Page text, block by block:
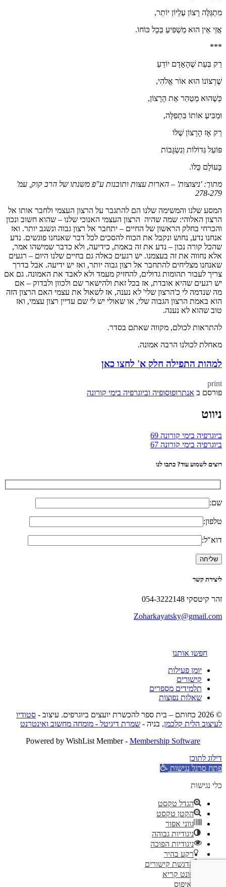
מִתְגַּלֶּה רָצוֹן עֶלְיוֹן יוֹתֵר,
אֲזַי אֵין הוּא מַשְׁפִּיעַ בְּכָל כּוֹחוֹ.
***
רַק בְּעֵת שֶׁהָאָדָם יוֹדֵעַ
שֶׁרְצוֹנוֹ הוּא אוֹר אֱלֹהִי,
כְּשֶׁהוּא מְטַהֵר אֶת הָרָצוֹן,
וּמַבִּיעַ אוֹתוֹ בִּתְפִלָּה,
רַק אָז הָרָצוֹן שֶׁלּוֹ
פּוֹעֵל גְּדוֹלוֹת וְנִשְׂגָּבוֹת
בָּעוֹלָם כֻּלּוֹ.
מתוך: 'ניצוצות' – הארות עצות ותובנות ע"פ משנתו של הרב קוק, עמ'
278-279
המסע שלנו והמשימה שלנו הם להתגבר על הרצון העצמי ולחבר אותו אל
הרצון האלוהי: שמה שהיה הרצון העצמי האנוכי שלנו – שהוא חשוב ונכון
והכרחי בחלק הראשון של החיים – יתחבר אל רצון גבוה ונשגב יותר. ואז
אנחנו נדע, נחוש ונקבל את הכוח להסכים לכל דבר שאנחנו פוגשים. נדע
שהכל קורה נכון – נדע את זה באמת, כידיעה, ולא כדבר שמישהו אמר,
אלא נחווה את זה בעצמנו. יש רגעים כאלה גם בחיים שלנו היום – רגעים
שאנחנו מצליחים להתחבר אל רצון גבוה יותר, ואז יש ידיעה. אבל בדרך
צריך לעבור תהומות גדולים, להחזיק מעמד ולא לאבד את האמונה. גם אם
יש רגעים שהיא אובדת, אז בכל זאת ולהישאר שם ולכוון ולבדוק – אם
מה שנדמה לי כ'הרצון שלי' לא נענה, אז לשאול את עצמי האם הרצון הזה
הוא באמת הרצון הגבוה שלי, או שאולי יש לי שם עדיין רצון עצמי, ואז
טוב שהוא לא נענה.
להתראות לכולם, מקווה שאתם בסדר.
מאחלת לכולנו הרבה אמונה.
למהות התפילה חלק א' לחצו כאן
print
פורסם ב אנתרופוסופיה וביוגרפיה בימי קורונה
ניווט
ביוגרפיה בימי קורונה 69
ביוגרפיה בימי קורונה 67
רוצים לשמוע עוד? כתבו לנו
שם:
טלפון:
דוא"ל:
ליצירת קשר
זהר קיטסקי 054-3222148
Zoharkayatsky@gmail.com
חפשו אותנו
יומן פעילות
קישורים
תלמידים מספרים
שאלות נפוצות
© 2026 כחותם – בית ספר להכשרת יועצים ביוגרפים. עיצוב -
סטודיו
לעיצוב הלית קלכמן, בניה - שמרת דיגיטל - מומחה מחשוב ואינטרנט
Powered by WishList Member - Membership Software
דילוג לתוכן
פתח סרגל נגישות
כלי נגישות
הגדל טקסט
הקטן טקסט
גווני אפור
ניגודיות גבוהה
ניגודיות הפוכה
רקע בהיר
הדגשת קישורים
פונט קריא
איפוס